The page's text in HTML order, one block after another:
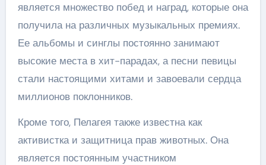
является множество побед и наград, которые она
получила на различных музыкальных премиях.
Ее альбомы и синглы постоянно занимают
высокие места в хит-парадах, а песни певицы
стали настоящими хитами и завоевали сердца
миллионов поклонников.
Кроме того, Пелагея также известна как
активистка и защитница прав животных. Она
является постоянным участником